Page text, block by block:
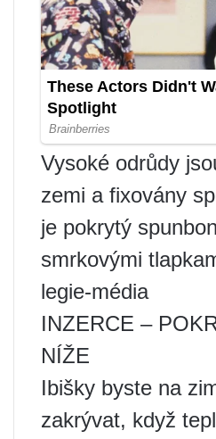
Vysoké odrůdy
zemi a fixovány
je pokrytý
smrkovými
legie-média
INZERCE –
NÍŽE
Ibišky byste na
zakrývat, když